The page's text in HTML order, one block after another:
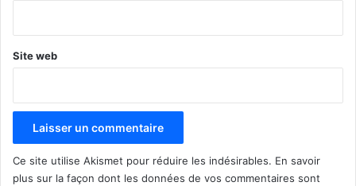
Site web
Ce site utilise Akismet pour réduire les indésirables. En savoir
plus sur la façon dont les données de vos commentaires sont